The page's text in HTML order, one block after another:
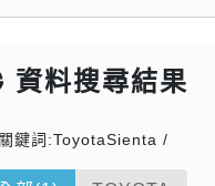
資料搜尋結果
關鍵詞:ToyotaSienta /